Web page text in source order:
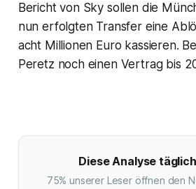
Bericht von Sky sollen die
nun erfolgten Transfer eine
acht Millionen Euro kassieren.
Peretz noch einen Vertrag bis
Diese Analyse
75% unserer Leser öffnen den